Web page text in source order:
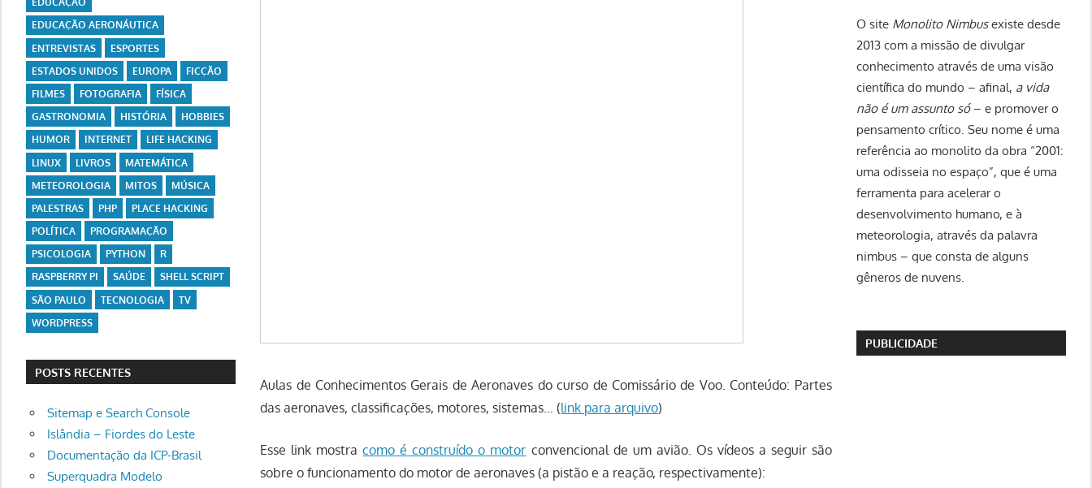
Aulas de Conhecimentos Gerais de Aeronaves do curso de Comissário de Voo. Conteúdo: Partes
das aeronaves, classificações, motores, sistemas… (link para arquivo)
Esse link mostracomo é construído o motor convencional de um avião. Os vídeos a seguir são
sobre o funcionamento do motor de aeronaves (a pistão e a reação, respectivamente):
EDUCAÇÃO AERONÁUTICA
ENTREVISTAS
ESPORTES
ESTADOS UNIDOS
EUROPA
FICÇÃO
FILMES
FOTOGRAFIA
FÍSICA
GASTRONOMIA
HISTÓRIA
HOBBIES
HUMOR
INTERNET
LIFE HACKING
LINUX
LIVROS
MATEMÁTICA
METEOROLOGIA
MITOS
MÚSICA
PALESTRAS
PHP
PLACE HACKING
POLÍTICA
PROGRAMAÇÃO
PSICOLOGIA
PYTHON
R
RASPBERRY PI
SAÚDE
SHELL SCRIPT
SÃO PAULO
TECNOLOGIA
TV
WORDPRESS
POSTS RECENTES
Sitemap e Search Console
Islândia – Fiordes do Leste
Documentação da ICP-Brasil
Superquadra Modelo
O site Monolito Nimbusexiste desde
2013 com a missão de divulgar
conhecimento através de uma visão
científica do mundo – afinal, a vida
não é um assunto só– e promover o
pensamento crítico. Seu nome é uma
referência ao monolito da obra “2001:
uma odisseia no espaço”, que é uma
ferramenta para acelerar o
desenvolvimento humano, e à
meteorologia, através da palavra
nimbus – que consta de alguns
gêneros de nuvens.
PUBLICIDADE